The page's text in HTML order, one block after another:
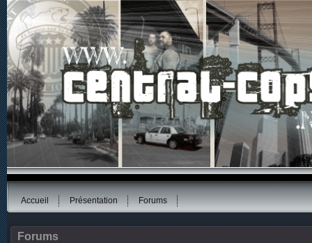
Accueil Présentation Forums
Forums